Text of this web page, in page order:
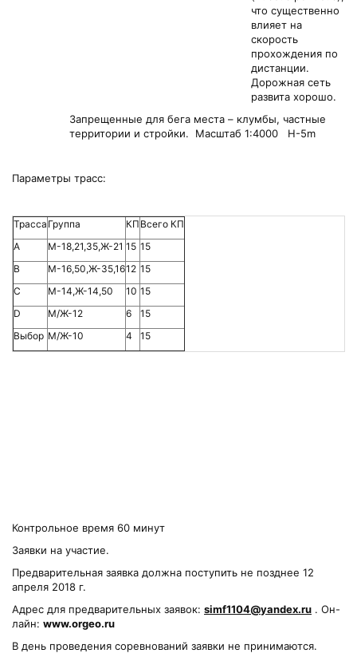
что существенно
влияет на
скорость
прохождения по
дистанции.
Дорожная сеть
развита хорошо.
Запрещенные для бега места – клумбы, частные
территории и стройки. Масштаб 1:4000 H-5m
Параметры трасс:
Трасса Группа КП Всего КП
А
М-18,21,35,Ж-21 15 15
В
М-16,50,Ж-35,1612 15
С
М-14,Ж-14,50 10 15
D
М/Ж-12 6
15
Выбор М/Ж-10 4 15
Контрольное время 60 минут
Заявки на участие.
Предварительная заявка должна поступить не позднее 12
апреля 2018 г.
Адрес для предварительных заявок: simf1104@yandex.ru . Он-
лайн: www.orgeo.ru
В день проведения соревнований заявки не принимаются.